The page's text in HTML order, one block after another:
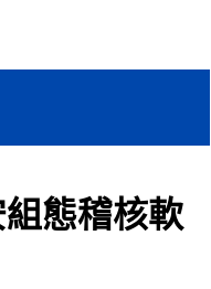
態稽核軟